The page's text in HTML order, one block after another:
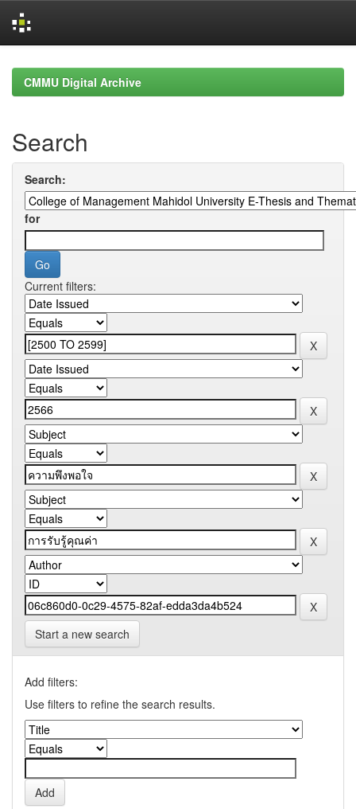
navigationCMMU Digital Archive
Search
Search:
for
Current filters:
Start a new search
Add filters:
Use filters to refine the search results.